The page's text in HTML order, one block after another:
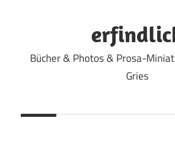
Bücher & Photos & Prosa-
Gries